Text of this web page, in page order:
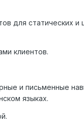
для статических и
клиентов.
и письменные
языках.